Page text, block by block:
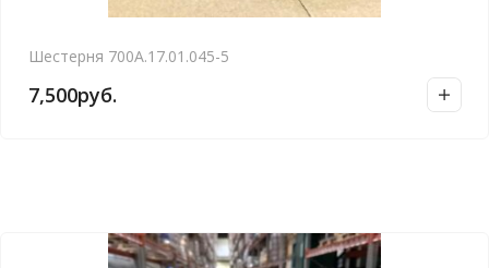
Шестерня 700А.17.01.045-5
7,500руб.